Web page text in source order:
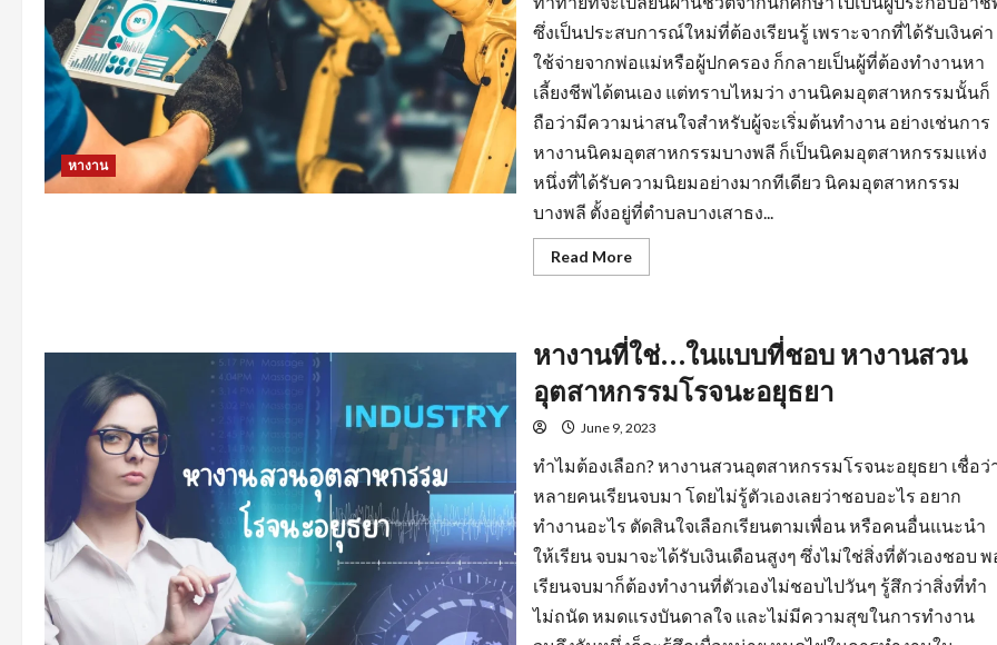
หางาน
ซึ่งเป็นประสบการณ์ใหม่ที่ต้องเรียนรู้ เพราะจากที่ได้รับเงินค่า
ใช้จ่ายจากพ่อแม่หรือผู้ปกครอง ก็กลายเป็นผู้ที่ต้องทำงานหา
เลี้ยงชีพได้ตนเอง แต่ทราบไหมว่า งานนิคมอุตสาหกรรมนั้นก็
ถือว่ามีความน่าสนใจสำหรับผู้จะเริ่มต้นทำงาน อย่างเช่นการ
หางานนิคมอุตสาหกรรมบางพลี ก็เป็นนิคมอุตสาหกรรมแห่ง
หนึ่งที่ได้รับความนิยมอย่างมากทีเดียว นิคมอุตสาหกรรม
บางพลี ตั้งอยู่ที่ตำบลบางเสาธง...
Read MoreRead
more
อุตสาหกรรม
บางพลี
อะไร
สนใจ
หางานที่ใช่…ในแบบที่ชอบ หางานสวน
อุตสาหกรรมโรจนะอยุธยา
June 9, 2023
ทำไมต้องเลือก? หางานสวนอุตสาหกรรมโรจนะอยุธยา เชื่อว่
หลายคนเรียนจบมา โดยไม่รู้ตัวเองเลยว่าชอบอะไร อยาก
ทำงานอะไร ตัดสินใจเลือกเรียนตามเพื่อน หรือคนอื่นแนะนำ
ให้เรียน จบมาจะได้รับเงินเดือนสูงๆ ซึ่งไม่ใช่สิ่งที่ตัวเองชอบ พ
เรียนจบมาก็ต้องทำงานที่ตัวเองไม่ชอบไปวันๆ รู้สึกว่าสิ่งที่ทำ
ไม่ถนัด หมดแรงบันดาลใจ และไม่มีความสุขในการทำงาน